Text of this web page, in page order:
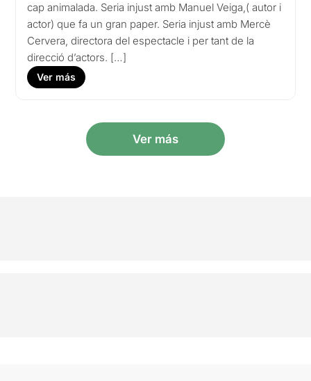
cap animalada. Seria injust amb Manuel Veiga,( autor i
actor) que fa un gran paper. Seria injust amb Mercè
Cervera, directora del espectacle i per tant de la
direcció d’actors. […]
Ver más
Ver más